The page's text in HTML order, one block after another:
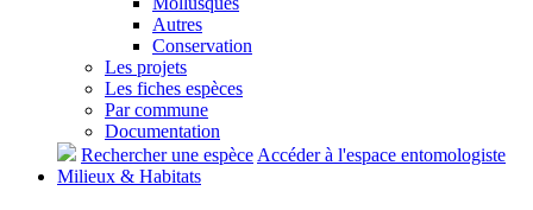
Autres
Conservation
Les projets
Les fiches espèces
Par commune
Documentation
Rechercher une espèce Accéder à l'espace entomologiste
Milieux & Habitats